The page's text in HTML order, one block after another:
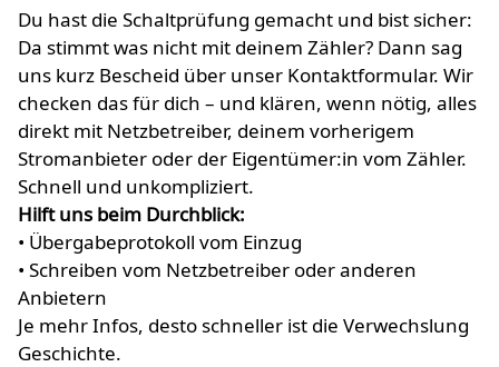
Du hast die Schaltprüfung gemacht und bist sicher:
Da stimmt was nicht mit deinem Zähler? Dann sag
uns kurz Bescheid über unser Kontaktformular. Wir
checken das für dich – und klären, wenn nötig, alles
direkt mit Netzbetreiber, deinem vorherigem
Stromanbieter oder der Eigentümer:in vom Zähler.
Schnell und unkompliziert.
Hilft uns beim Durchblick:
• Übergabeprotokoll vom Einzug
• Schreiben vom Netzbetreiber oder anderen
Anbietern
Je mehr Infos, desto schneller ist die Verwechslung
Geschichte.